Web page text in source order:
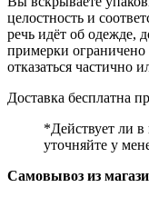
целостность и
речь идёт об одежде,
примерки
отказаться частично
Доставка бесплатна
*Действует ли в
уточняйте у
Самовывоз из